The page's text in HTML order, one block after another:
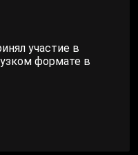
участие в
формате в